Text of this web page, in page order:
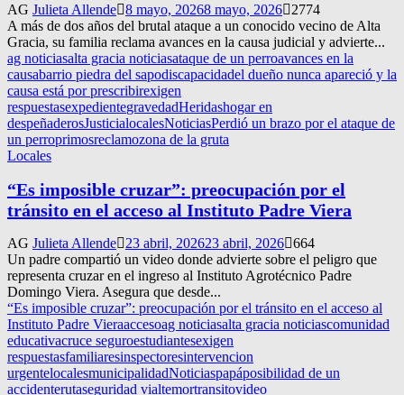
AG Julieta Allende 8 mayo, 20268 mayo, 2026
2774
A más de dos años del brutal ataque a un conocido vecino de Alta
Gracia, su familia reclama avances en la causa judicial y advierte...
ag noticiasalta gracia noticiasataque de un perroavances en la
causabarrio piedra del sapodiscapacidadel dueño nunca apareció y la
causa está por prescribirexigen
respuestasexpedientegravedadHeridashogar en
despeñaderosJusticialocalesNoticiasPerdió un brazo por el ataque de
un perroprimosreclamozona de la gruta
Locales
“Es imposible cruzar”: preocupación por el
tránsito en el acceso al Instituto Padre Viera
AG Julieta Allende 23 abril, 202623 abril, 2026 664
Un padre compartió un video donde advierte sobre el peligro que
representa cruzar en el ingreso al Instituto Agrotécnico Padre
Domingo Viera. Asegura que desde...
“Es imposible cruzar”: preocupación por el tránsito en el acceso al
Instituto Padre Vieraaccesoag noticiasalta gracia noticiascomunidad
educativacruce seguroestudiantesexigen
respuestasfamiliaresinspectoresintervencion
urgentelocalesmunicipalidadNoticiaspapáposibilidad de un
accidenterutaseguridad vialtemortransitovideo